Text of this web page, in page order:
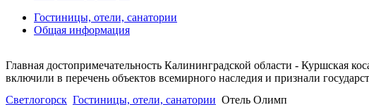
Гостиницы, отели, санатории
Общая информация
Главная достопримечательность Калининградской области - Куршская
включили в перечень объектов всемирного наследия и признали
Светлогорск Гостиницы, отели, санатории Отель Олимп